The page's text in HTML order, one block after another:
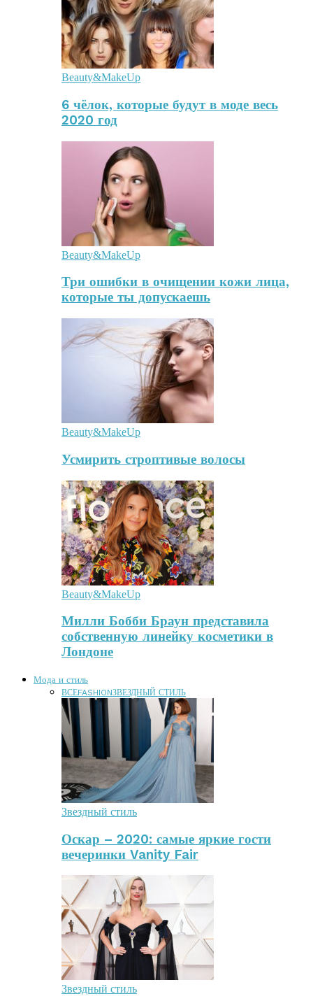
Beauty&MakeUp
6 чёлок, которые будут в моде весь
2020 год
Beauty&MakeUp
Три ошибки в очищении кожи лица,
которые ты допускаешь
Beauty&MakeUp
Усмирить строптивые волосы
Beauty&MakeUp
Милли Бобби Браун представила
собственную линейку косметики в
Лондоне
Мода и стиль
ВСЕFASHIONЗВЕЗДНЫЙ СТИЛЬ
Звездный стиль
Оскар – 2020: самые яркие гости
вечеринки Vanity Fair
Звездный стиль